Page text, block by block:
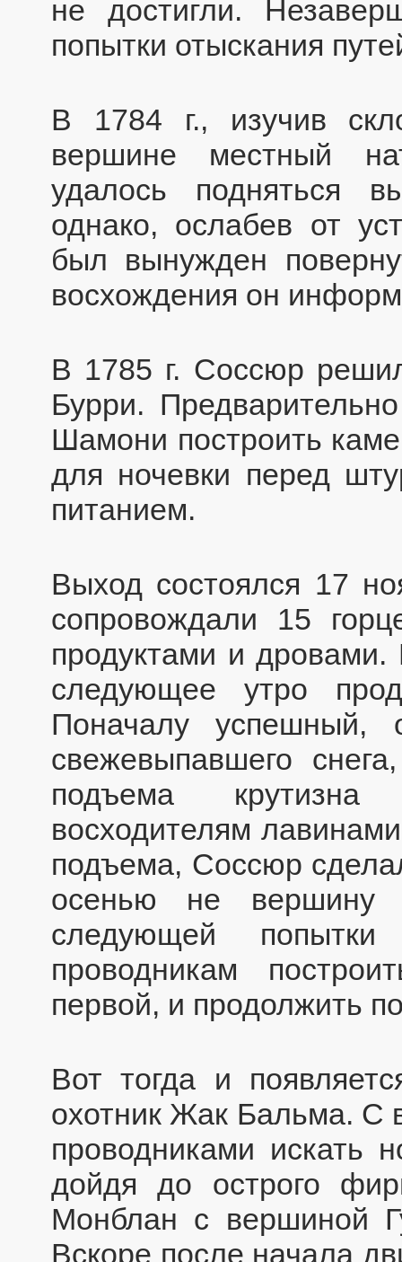
не достигли.
попытки отыскания
В 1784 г., изучив
вершине местный
удалось подняться
однако, ослабев от
был вынужден
восхождения он
В 1785 г. Соссюр
Бурри.
Шамони построить
для ночевки перед
питанием.
Выход состоялся 17
сопровождали 15
продуктами и
следующее утро
Поначалу успешный,
свежевыпавшего
подъема
восходителям
подъема, Соссюр
осенью не вершину
следующей
проводникам
первой, и продолжить
Вот тогда и
охотник Жак Бальма. С
проводниками искать
дойдя до острого
Монблан с вершиной
Вскоре после начала